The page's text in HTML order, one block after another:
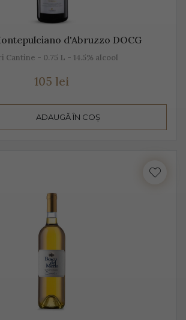
d'Abruzzo DOCG
Cantine - 0.75 L - 14.5% alcool
105 lei
ADAUGĂ ÎN COȘ